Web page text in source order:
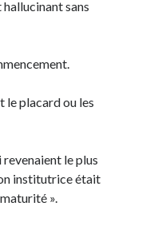
toute personnelle
vélorution toute
sans
le placard ou les
revenaient le plus
institutrice était
».